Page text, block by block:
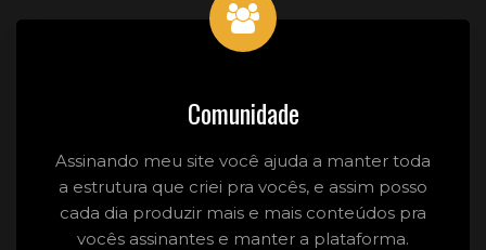
Comunidade
Assinando meu site você ajuda a manter toda
a estrutura que criei pra vocês, e assim posso
cada dia produzir mais e mais conteúdos pra
vocês assinantes e manter a plataforma.